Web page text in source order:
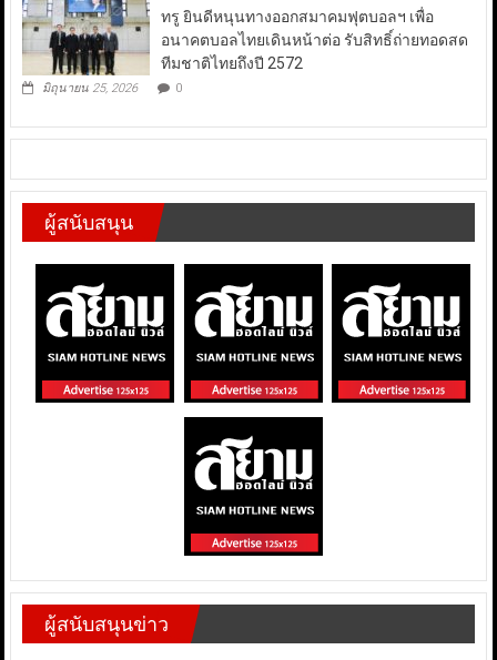
ทรู ยินดีหนุนทางออกสมาคมฟุตบอลฯ เพื่อ
อนาคตบอลไทยเดินหน้าต่อ รับสิทธิ์ถ่ายทอดสด
ทีมชาติไทยถึงปี 2572
มิถุนายน 25, 2026 0
ผู้สนับสนุน
ผู้สนับสนุนข่าว